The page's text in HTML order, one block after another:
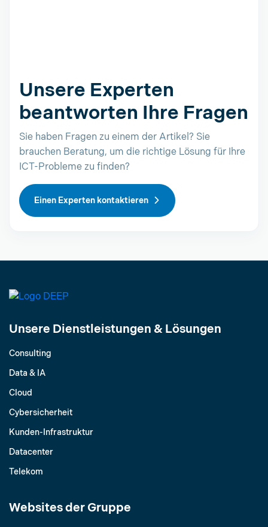
Unsere Experten
beantworten Ihre Fragen
Sie haben Fragen zu einem der Artikel? Sie
brauchen Beratung, um die richtige Lösung für Ihre
ICT-Probleme zu finden?
Einen Experten kontaktieren
Unsere Dienstleistungen & Lösungen
Consulting
Data & IA
Cloud
Cybersicherheit
Kunden-Infrastruktur
Datacenter
Telekom
Websites der Gruppe